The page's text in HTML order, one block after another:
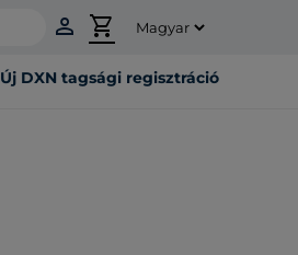
person shopping_cart
Új DXN tagsági regisztráció